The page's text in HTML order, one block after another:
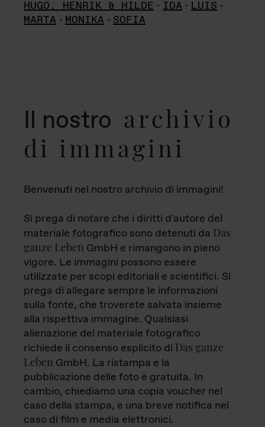
HUGO, HENRIK & HILDE - IDA - LUIS -
MARTA - MONIKA - SOFIA
Il nostro archivio
di immagini
Benvenuti nel nostro archivio di immagini!
Si prega di notare che i diritti d'autore del
materiale fotografico sono detenuti da Das
ganze Leben GmbH e rimangono in pieno
vigore. Le immagini possono essere
utilizzate per scopi editoriali e scientifici. Si
prega di allegare sempre le informazioni
sulla fonte, che troverete salvata insieme
alla rispettiva immagine. Qualsiasi
alienazione del materiale fotografico
richiede il consenso esplicito di Das ganze
Leben GmbH. La ristampa e la
pubblicazione delle foto è gratuita. In
cambio, chiediamo una copia voucher nel
caso della stampa, e una breve notifica nel
caso di film e media elettronici.